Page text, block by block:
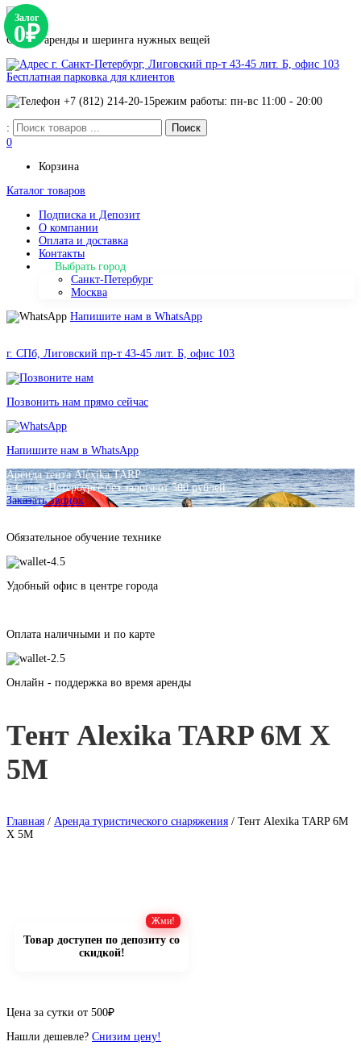
Сервис аренды и шеринга нужных вещей
г. Санкт-Петербург, Лиговский пр-т 43-45 лит. Б, офис 103
Бесплатная парковка для клиентов
+7 (812) 214-20-15режим работы: пн-вс 11:00 - 20:00
:
0
Корзина
Каталог товаров
Подписка и Депозит
О компании
Оплата и доставка
Контакты
Выбрать город
Санкт-Петербург
Москва
Напишите нам в WhatsApp
г. СПб, Лиговский пр-т 43-45 лит. Б, офис 103
Позвонить нам прямо сейчас
Напишите нам в WhatsApp
Аренда тента Alexika TARP
в Санкт-Петербурге без залога от 500 рублей
Заказать звонок
Обязательное обучение технике
Удобный офис в центре города
Оплата наличными и по карте
Онлайн - поддержка во время аренды
Тент Alexika TARP 6M X
5M
Главная / Аренда туристического снаряжения / Тент Alexika TARP 6M
X 5M
Залог
0₽
Товар доступен по депозиту со
скидкой!
Цена за сутки от 500₽
Нашли дешевле? Снизим цену!